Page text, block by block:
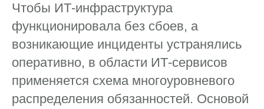
Чтобы ИТ-инфраструктура
функционировала без сбоев, а
возникающие инциденты устранялись
оперативно, в области ИТ-сервисов
применяется схема многоуровневого
распределения обязанностей. Основой